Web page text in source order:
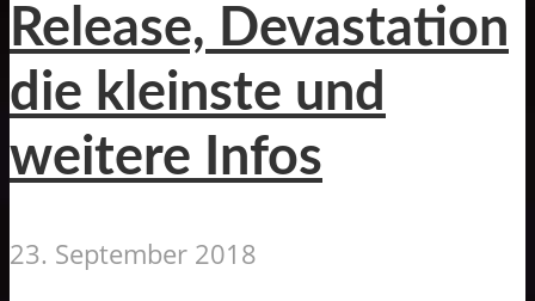
Release, Devastation
die kleinste und
weitere Infos
23. September 2018